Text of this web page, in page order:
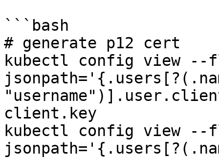
```bash
# generate p12 cert
kubectl config view
client.key
kubectl config view